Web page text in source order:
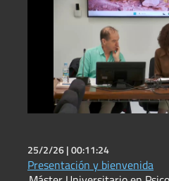
25/2/26 |00:11:24
Presentación y bienvenida